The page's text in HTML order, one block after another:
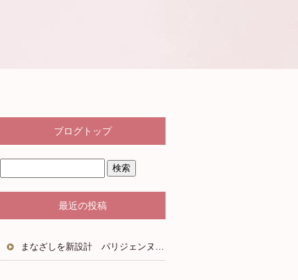
ブログトップ
最近の投稿
まなざしを新設計 パリジェンヌラッシュリフト2.0